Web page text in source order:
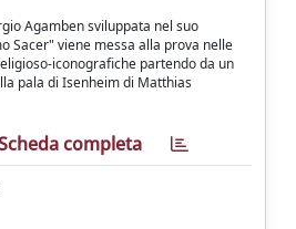
Agamben sviluppata nel suo
Sacer" viene messa alla prova nelle
iconografiche partendo da un
pala di Isenheim di Matthias
completa